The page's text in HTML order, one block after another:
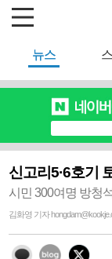
뉴스
신고리5·6호기
시민 300여명 방청
김화영 기자